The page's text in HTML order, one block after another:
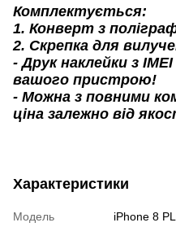
Комплектується:
1. Конверт з
2. Скрепка для
- Друк наклейки з
вашого пристрою!
- Можна з повними
ціна залежно від
Характеристики
Модель iPhone 8